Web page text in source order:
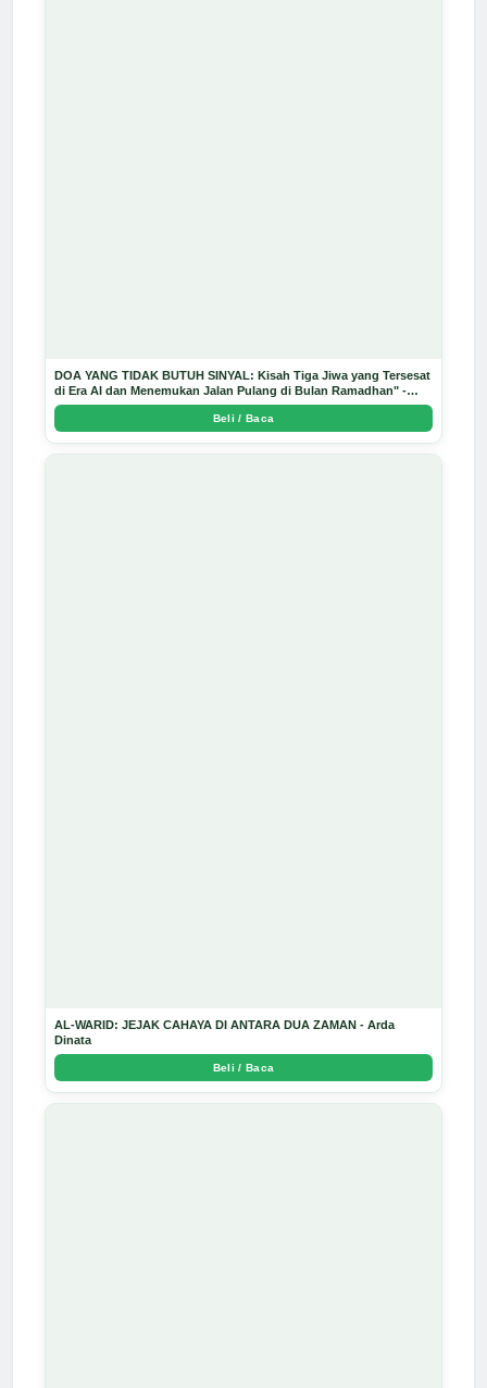
DOA YANG TIDAK BUTUH SINYAL: Kisah Tiga Jiwa yang Tersesat
di Era AI dan Menemukan Jalan Pulang di Bulan Ramadhan" -
Arda Dinata
Beli / Baca
AL-WARID: JEJAK CAHAYA DI ANTARA DUA ZAMAN - Arda
Dinata
Beli / Baca